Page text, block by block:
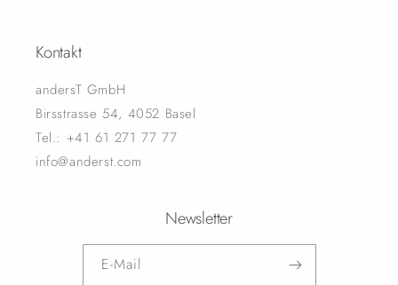
Kontakt
andersT GmbH
Birsstrasse 54, 4052 Basel
Tel.: +41 61 271 77 77
info@anderst.com
Newsletter
E-Mail